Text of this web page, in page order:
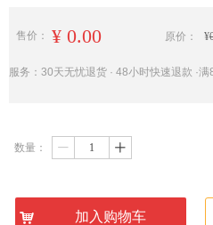
售价： ¥ 0.00 原价： ¥
服务：30天无忧退货 · 48小时快速退款 ·
数量： ꄷ ꄸ
낙 加入购物车